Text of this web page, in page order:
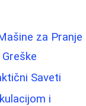
za Pranje
Saveti
i